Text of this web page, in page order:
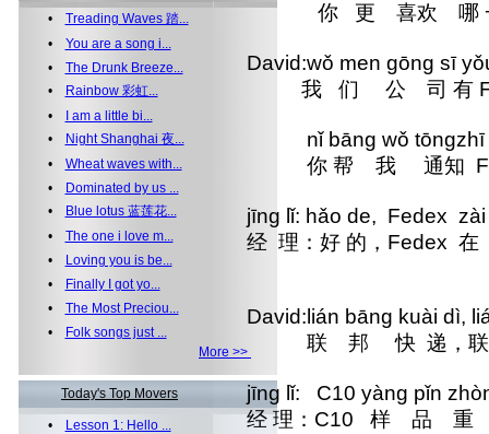
• Treading Waves 踏...
• You are a song i...
• The Drunk Breeze...
•
Rainbow 彩虹...
•
I am a little bi...
•
Night Shanghai 夜...
• Wheat waves with...
•
Dominated by us ...
•
Blue lotus 蓝莲花...
• The one i love m...
•
Loving you is be...
•
Finally I got yo...
• The Most Preciou...
•
Folk songs just ...
More >>
Today's Top Movers
•
Lesson 1: Hello ...
你 更 喜欢 哪 一
David:wǒ men gōng sī
我 们 公 司 有
nǐ bāng wǒ tōngzhī
你 帮 我 通知
jīng lǐ: hǎo de, Fedex
经 理：好 的，
David:lián bāng kuài dì,
联 邦 快 递，
jīng lǐ: C10 yàng pǐn
经 理：C10 样 品